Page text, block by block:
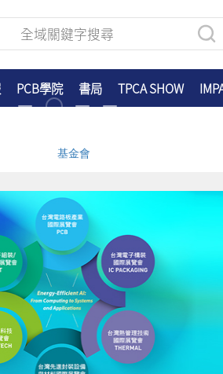
PCB學院 書局 TPCA SHOW